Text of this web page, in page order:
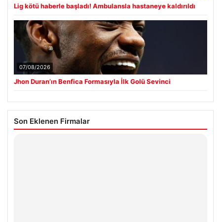
Lig kötü haberle başladı! Ambulansla hastaneye kaldırıldı
07/08/2026
Jhon Duran’ın Benfica Formasıyla İlk Golü Sevinci
Son Eklenen Firmalar